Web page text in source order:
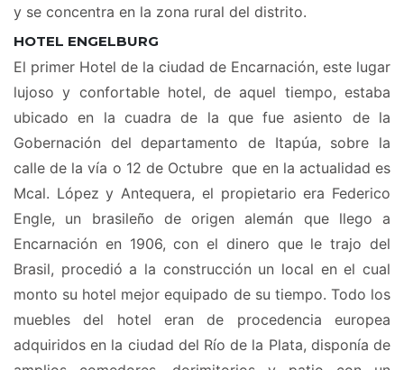
y se concentra en la zona rural del distrito.
HOTEL ENGELBURG
El primer Hotel de la ciudad de Encarnación, este lugar
lujoso y confortable hotel, de aquel tiempo, estaba
ubicado en la cuadra de la que fue asiento de la
Gobernación del departamento de Itapúa, sobre la
calle de la vía o 12 de Octubre que en la actualidad es
Mcal. López y Antequera, el propietario era Federico
Engle, un brasileño de origen alemán que llego a
Encarnación en 1906, con el dinero que le trajo del
Brasil, procedió a la construcción un local en el cual
monto su hotel mejor equipado de su tiempo. Todo los
muebles del hotel eran de procedencia europea
adquiridos en la ciudad del Río de la Plata, disponía de